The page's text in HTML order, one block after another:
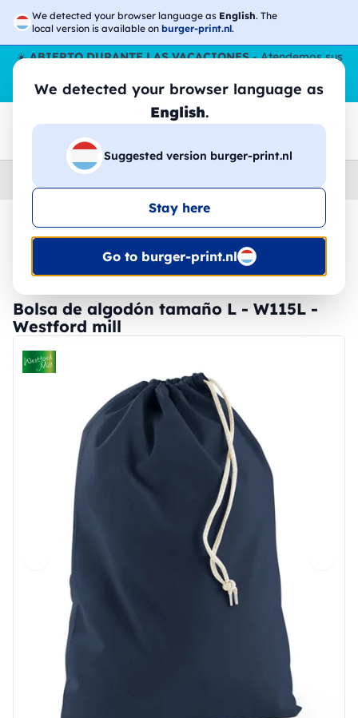
We detected your browser language as English. The
local version is available on burger-print.nl.
We detected your browser language as
English.
Suggested version burger-print.nl
Stay here
Go to burger-print.nl
☀️ABIERTO DURANTE LAS VACACIONES- Atendemos sus
pedidos durante todo el verano, incluso en agosto.
Sin parar
😎🌴
Home
🔥 -30% de impresión DTF
Bolsa de algodón tamaño L - W115L -
Westford mill